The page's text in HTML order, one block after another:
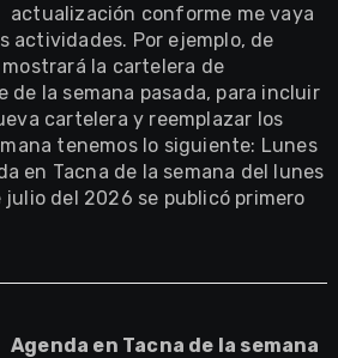
actualización conforme me vaya
actividades. Por ejemplo, de
la cartelera de
de la semana pasada, para incluir
cartelera y reemplazar los
tenemos lo siguiente: Lunes
en Tacna de la semana del lunes
del 2026 se publicó primero
Agenda en Tacna de la semana